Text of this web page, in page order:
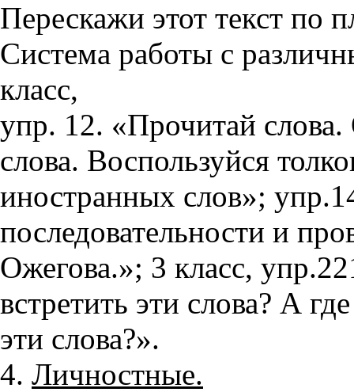
Перескажи этот текст по
Система работы с
класс,
упр. 12. «Прочитай
слова. Воспользуйся
иностранных слов»;
последовательности и
Ожегова.»; 3 класс,
встретить эти слова? А
эти слова?».
4. Личностные.